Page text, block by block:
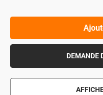
DEMANDE